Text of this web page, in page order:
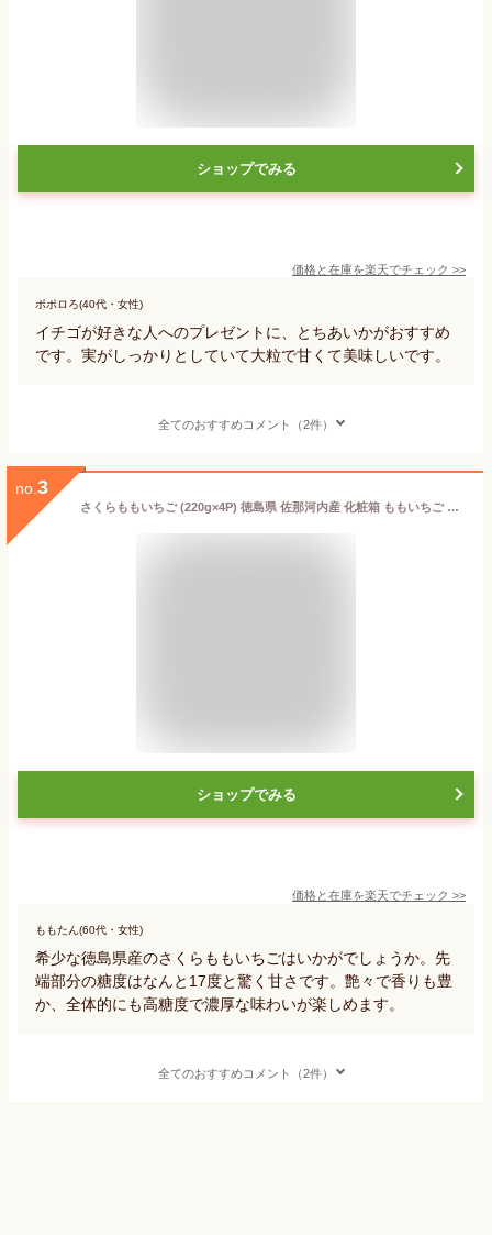
ショップでみる
価格と在庫を楽天でチェック >>
ポポロろ(40代・女性)
イチゴが好きな人へのプレゼントに、とちあいかがおすすめ
です。実がしっかりとしていて大粒で甘くて美味しいです。
全てのおすすめコメント（2件）
no. 3
さくらももいちご (220g×4P) 徳島県 佐那河内産 化粧箱 ももいちご サクラ さくら 桜 桃 いちご イチゴ 苺 4パック 高糖度 甘い ギフト 贈答用 高級 食品 フルーツ 果物 いちご ギフト 贈答 お歳暮 御歳暮 お供え 御供え 送料無料
ショップでみる
価格と在庫を楽天でチェック >>
ももたん(60代・女性)
希少な徳島県産のさくらももいちごはいかがでしょうか。先
端部分の糖度はなんと17度と驚く甘さです。艶々で香りも豊
か、全体的にも高糖度で濃厚な味わいが楽しめます。
全てのおすすめコメント（2件）